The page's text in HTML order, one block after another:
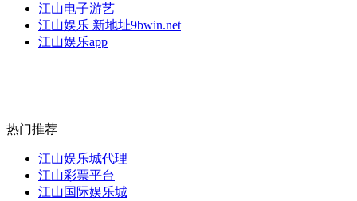
江山电子游艺
江山娱乐 新地址9bwin.net
江山娱乐app
热门推荐
江山娱乐城代理
江山彩票平台
江山国际娱乐城